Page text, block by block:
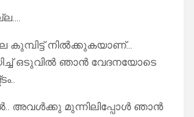
കുമ്പിട്ട് നിൽക്കുകയാണ്‌‌‌…
ഒടുവിൽ ഞാൻ വേദനയോടെ
അവൾക്കു മുന്നിലിപ്പോൾ ഞാൻ